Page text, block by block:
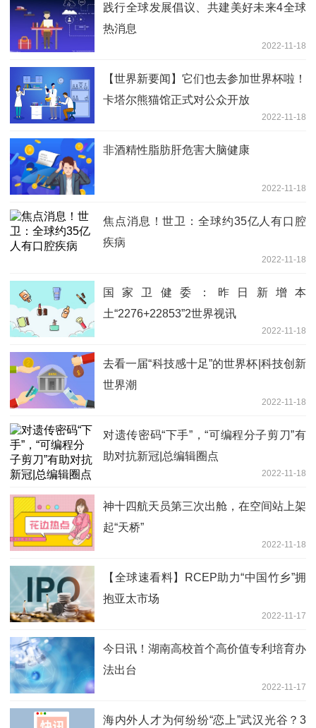
践行全球发展倡议、共建美好未来4全球
热消息
2022-11-18
【世界新要闻】它们也去参加世界杯啦！
卡塔尔熊猫馆正式对公众开放
2022-11-18
非酒精性脂肪肝危害大脑健康
2022-11-18
焦点消息！世卫：全球约35亿人有口腔
疾病
2022-11-18
国家卫健委：昨日新增本
土“2276+22853”2世界视讯
2022-11-18
去看一届“科技感十足”的世界杯|科技创新
世界潮
2022-11-18
对遗传密码“下手”，“可编程分子剪刀”有
助对抗新冠|总编辑圈点
2022-11-18
神十四航天员第三次出舱，在空间站上架
起“天桥”
2022-11-18
【全球速看料】RCEP助力“中国竹乡”拥
抱亚太市场
2022-11-17
今日讯！湖南高校首个高价值专利培育办
法出台
2022-11-17
海内外人才为何纷纷“恋上”武汉光谷？3